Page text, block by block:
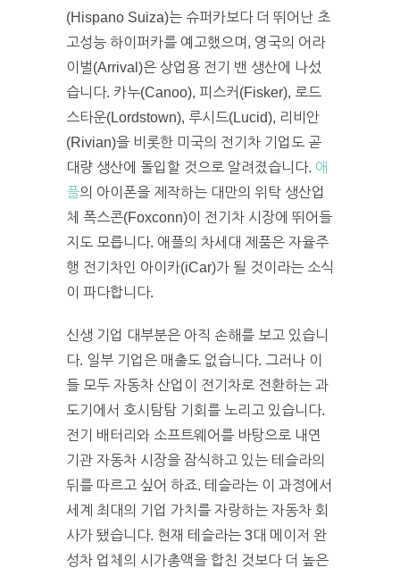
(Hispano Suiza)는 슈퍼카보다 더 뛰어난 초
고성능 하이퍼카를 예고했으며, 영국의 어라
이벌(Arrival)은 상업용 전기 밴 생산에 나섰
습니다. 카누(Canoo), 피스커(Fisker), 로드
스타운(Lordstown), 루시드(Lucid), 리비안
(Rivian)을 비롯한 미국의 전기차 기업도 곧
대량 생산에 돌입할 것으로 알려졌습니다. 애
플의 아이폰을 제작하는 대만의 위탁 생산업
체 폭스콘(Foxconn)이 전기차 시장에 뛰어들
지도 모릅니다. 애플의 차세대 제품은 자율주
행 전기차인 아이카(iCar)가 될 것이라는 소식
이 파다합니다.
신생 기업 대부분은 아직 손해를 보고 있습니
다. 일부 기업은 매출도 없습니다. 그러나 이
들 모두 자동차 산업이 전기차로 전환하는 과
도기에서 호시탐탐 기회를 노리고 있습니다.
전기 배터리와 소프트웨어를 바탕으로 내연
기관 자동차 시장을 잠식하고 있는 테슬라의
뒤를 따르고 싶어 하죠. 테슬라는 이 과정에서
세계 최대의 기업 가치를 자랑하는 자동차 회
사가 됐습니다. 현재 테슬라는 3대 메이저 완
성차 업체의 시가총액을 합친 것보다 더 높은